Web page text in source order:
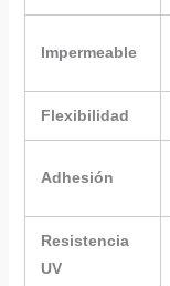
Impermeable
Flexibilidad
Adhesión
Resistencia
UV